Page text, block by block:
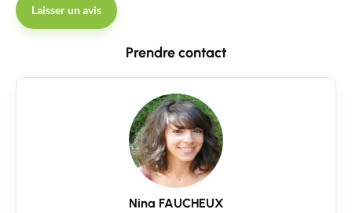
Contact
Laisser un avis
Prendre contact
Nina FAUCHEUX